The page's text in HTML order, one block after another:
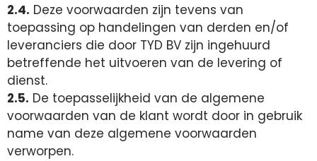
2.4. Deze voorwaarden zijn tevens van
toepassing op handelingen van derden en/of
leveranciers die door TYD BV zijn ingehuurd
betreffende het uitvoeren van de levering of
dienst.
2.5. De toepasselijkheid van de algemene
voorwaarden van de klant wordt door in gebruik
name van deze algemene voorwaarden
verworpen.